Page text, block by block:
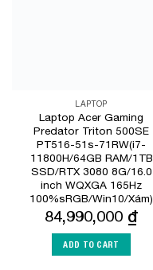
LAPTOP
Laptop Acer Gaming
Predator Triton 500SE
PT516-51s-71RW(i7-
11800H/64GB RAM/1TB
SSD/RTX 3080 8G/16.0
inch WQXGA 165Hz
100%sRGB/Win10/Xám)
84,990,000 ₫
ADD TO CART